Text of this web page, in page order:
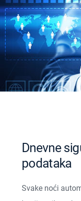
Dnevne
podataka
Svake noći